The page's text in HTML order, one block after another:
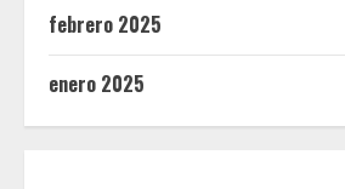
febrero 2025
enero 2025